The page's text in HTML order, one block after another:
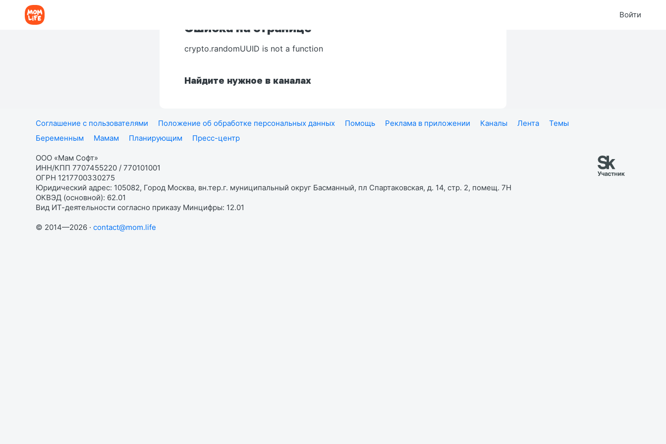
Войти
Ошибка на странице
crypto.randomUUID is not a function
Найдите нужное в каналах
Соглашение с пользователями Положение об обработке персональных данных Помощь Реклама в приложении Каналы Лента
Темы
Беременным
Мамам Планирующим Пресс-центр
ООО «Мам Софт»
ИНН/КПП 7707455220 / 770101001
ОГРН 1217700330275
Юридический адрес: 105082, Город Москва, вн.тер.г. муниципальный округ Басманный, пл Спартаковская, д. 14, стр. 2, помещ. 7Н
ОКВЭД (основной): 62.01
Вид ИТ-деятельности согласно приказу Минцифры: 12.01
© 2014—2026 · contact@mom.life